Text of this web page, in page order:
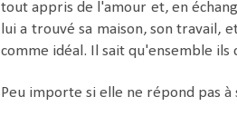
tout appris de l'amour et, en
lui a trouvé sa maison, son travail,
comme idéal. Il sait qu'ensemble ils
Peu importe si elle ne répond pas à